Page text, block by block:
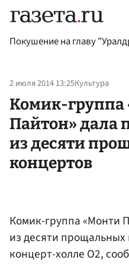
Покушение на главу
2 июля 2014 13:25Культура
Комик-группа
Пайтон» дала
из десяти
концертов
Комик-группа «Монти
из десяти
концерт-холле O2,